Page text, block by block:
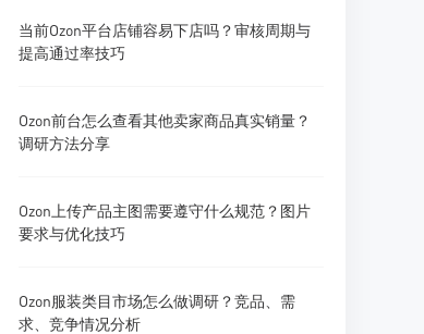
当前Ozon平台店铺容易下店吗？审核周期与
提高通过率技巧
Ozon前台怎么查看其他卖家商品真实销量？
调研方法分享
Ozon上传产品主图需要遵守什么规范？图片
要求与优化技巧
Ozon服装类目市场怎么做调研？竞品、需
求、竞争情况分析